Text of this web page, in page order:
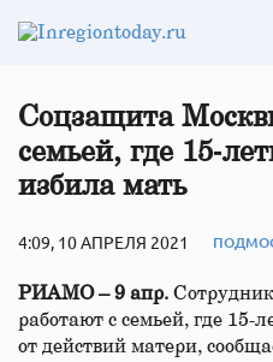
Соцзащита
семьей, где
избила мать
4:09, 10 АПРЕЛЯ 2021
РИАМО – 9 апр.
работают с семьей, где 15-
от действий матери,